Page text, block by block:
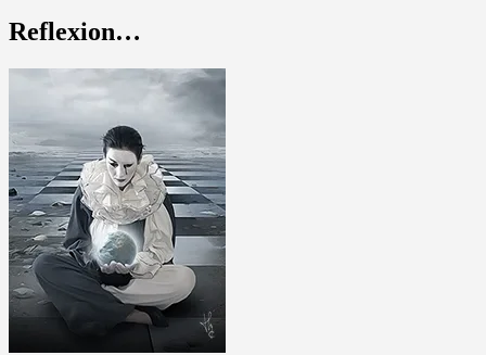
Reflexion…